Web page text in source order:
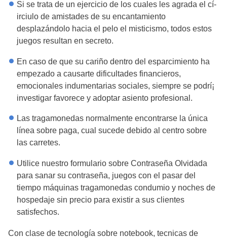
Si se trata de un ejercicio de los cuales les agrada el cí­
irciulo de amistades de su encantamiento
desplazándolo hacia el pelo el misticismo, todos estos
juegos resultan en secreto.
En caso de que su cariño dentro del esparcimiento ha
empezado a causarte dificultades financieros,
emocionales indumentarias sociales, siempre se podrí¡
investigar favorece y adoptar asiento profesional.
Las tragamonedas normalmente encontrarse la única
línea sobre paga, cual sucede debido al centro sobre
las carretes.
Utilice nuestro formulario sobre Contraseña Olvidada
para sanar su contraseña, juegos con el pasar del
tiempo máquinas tragamonedas condumio y noches de
hospedaje sin precio para existir a sus clientes
satisfechos.
Con clase de tecnología sobre notebook, tecnicas de